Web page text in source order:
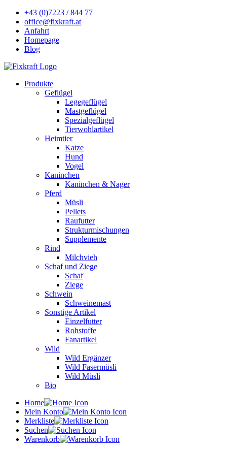
+43 (0)7223 / 844 77
office@fixkraft.at
Anfahrt
Homepage
Blog
Produkte
Geflügel
Legegeflügel
Mastgeflügel
Spezialgeflügel
Tierwohlartikel
Heimtier
Katze
Hund
Vogel
Kaninchen
Kaninchen & Nager
Pferd
Müsli
Pellets
Raufutter
Strukturmischungen
Supplemente
Rind
Milchvieh
Schaf und Ziege
Schaf
Ziege
Schwein
Schweinemast
Sonstige Artikel
Einzelfutter
Rohstoffe
Fanartikel
Wild
Wild Ergänzer
Wild Fasermüsli
Wild Müsli
Bio
Home
Mein Konto
Merkliste
Suchen
Warenkorb